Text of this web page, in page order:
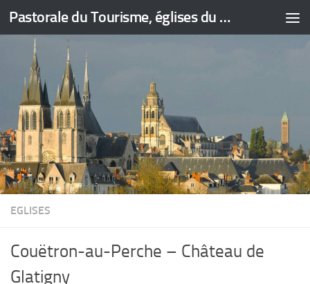
Skip to content Pastorale du Tourisme, églises du Loir-et-Cher
EGLISES
Couëtron-au-Perche – Château de
Glatigny